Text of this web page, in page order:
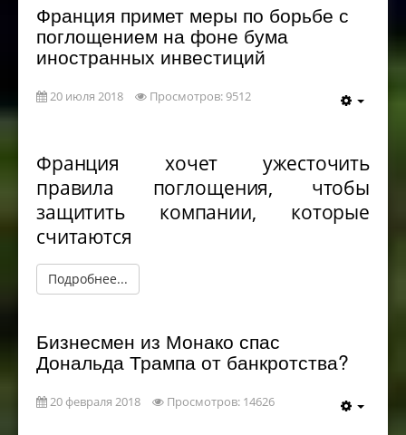
Франция примет меры по борьбе с
поглощением на фоне бума
иностранных инвестиций
20 июля 2018 Просмотров: 9512
Франция хочет ужесточить
правила поглощения, чтобы
защитить компании, которые
считаются
Подробнее...
Бизнесмен из Монако спас
Дональда Трампа от банкротства?
20 февраля 2018 Просмотров: 14626